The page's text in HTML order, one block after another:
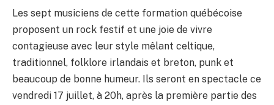
Les sept musiciens de cette formation québécoise
proposent un rock festif et une joie de vivre
contagieuse avec leur style mêlant celtique,
traditionnel, folklore irlandais et breton, punk et
beaucoup de bonne humeur. Ils seront en spectacle ce
vendredi 17 juillet, à 20h, après la première partie des